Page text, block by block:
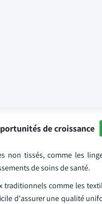
de croissance
non tissés, comme les
de soins de santé.
comme les
d'assurer une qualité